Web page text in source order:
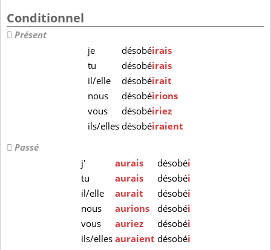
Conditionnel
Présent
je
désobéirais
tu
désobéirais
il/elle
désobéirait
nous
désobéirions
vous
désobéiriez
ils/ellesdésobéiraient
Passé
j'
aurais désobéi
tu
aurais désobéi
il/elle
aurait désobéi
nous
aurions désobéi
vous
auriez désobéi
ils/elles auraient désobéi